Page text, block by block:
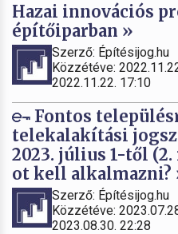
Hazai innovációs
építőiparban »
Szerző: Építésijog.hu
Közzétéve:
2022.11.22. 17:10
Fontos
telekalakítási
2023. július 1-től
ot kell alkalmazni?
Szerző: Építésijog.hu
Közzétéve:
2023.08.30. 22:28